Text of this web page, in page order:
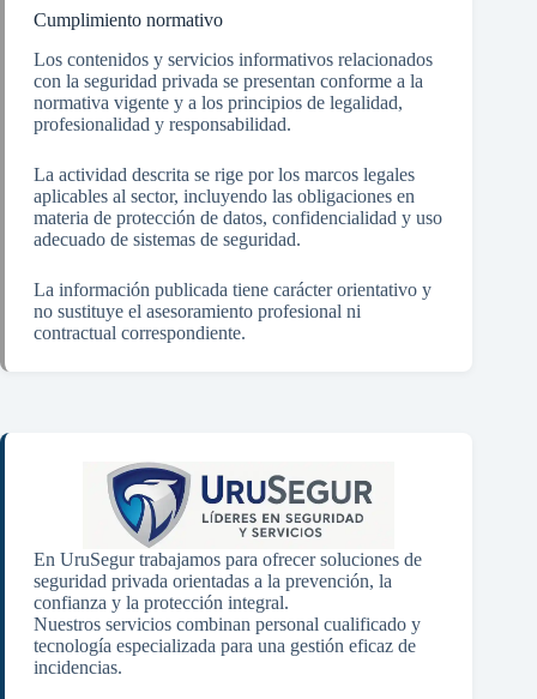
Cumplimiento normativo
Los contenidos y servicios informativos relacionados
con la seguridad privada se presentan conforme a la
normativa vigente y a los principios de legalidad,
profesionalidad y responsabilidad.
La actividad descrita se rige por los marcos legales
aplicables al sector, incluyendo las obligaciones en
materia de protección de datos, confidencialidad y uso
adecuado de sistemas de seguridad.
La información publicada tiene carácter orientativo y
no sustituye el asesoramiento profesional ni
contractual correspondiente.
En UruSegur trabajamos para ofrecer soluciones de
seguridad privada orientadas a la prevención, la
confianza y la protección integral.
Nuestros servicios combinan personal cualificado y
tecnología especializada para una gestión eficaz de
incidencias.